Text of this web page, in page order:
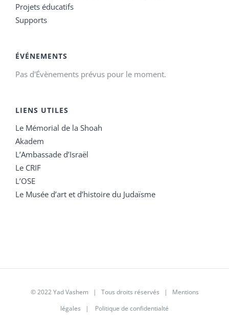
Projets éducatifs
Supports
ÉVÉNEMENTS
Pas d'Évènements prévus pour le moment.
LIENS UTILES
Le Mémorial de la Shoah
Akadem
L’Ambassade d’Israël
Le CRIF
L’OSE
Le Musée d’art et d’histoire du Judaïsme
© 2022 Yad Vashem | Tous droits réservés | Mentions
légales | Politique de confidentialté